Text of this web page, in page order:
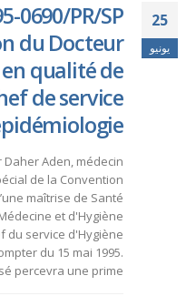
25
يونيو
0690/PR/SP
du Docteur
qualité de
de service
Aden, médecin
de la Convention
maîtrise de Santé
et d'Hygiène
du service d'Hygiène
du 15 mai 1995.
percevra une prime...